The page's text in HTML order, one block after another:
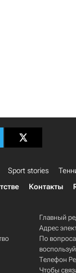
Sport stories
Контакты
Главный
Адрес
По
Телефон
Чтобы